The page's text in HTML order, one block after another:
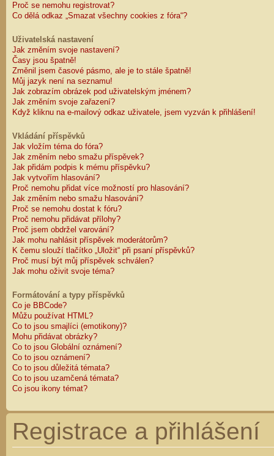
Proč se nemohu registrovat?
Co dělá odkaz „Smazat všechny cookies z fóra“?
Uživatelská nastavení
Jak změním svoje nastavení?
Časy jsou špatně!
Změnil jsem časové pásmo, ale je to stále špatně!
Můj jazyk není na seznamu!
Jak zobrazím obrázek pod uživatelským jménem?
Jak změním svoje zařazení?
Když kliknu na e-mailový odkaz uživatele, jsem vyzván k přihlášení!
Vkládání příspěvků
Jak vložím téma do fóra?
Jak změním nebo smažu příspěvek?
Jak přidám podpis k mému příspěvku?
Jak vytvořím hlasování?
Proč nemohu přidat více možností pro hlasování?
Jak změním nebo smažu hlasování?
Proč se nemohu dostat k fóru?
Proč nemohu přidávat přílohy?
Proč jsem obdržel varování?
Jak mohu nahlásit příspěvek moderátorům?
K čemu slouží tlačítko „Uložit“ při psaní příspěvků?
Proč musí být můj příspěvek schválen?
Jak mohu oživit svoje téma?
Formátování a typy příspěvků
Co je BBCode?
Můžu používat HTML?
Co to jsou smajlíci (emotikony)?
Mohu přidávat obrázky?
Co to jsou Globální oznámení?
Co to jsou oznámení?
Co to jsou důležitá témata?
Co to jsou uzamčená témata?
Co jsou ikony témat?
Registrace a přihlášení